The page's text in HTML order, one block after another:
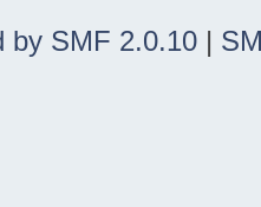
by SMF 2.0.10|